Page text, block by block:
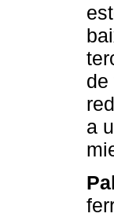
de
a